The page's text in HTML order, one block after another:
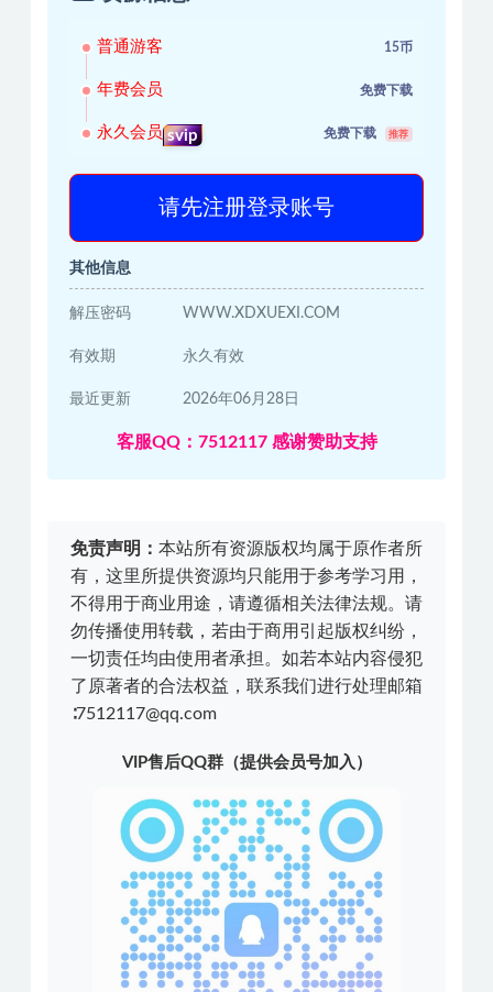
普通游客 15币
年费会员 免费下载
永久会员 svip 免费下载 推荐
请先注册登录账号
其他信息
解压密码 WWW.XDXUEXI.COM
有效期 永久有效
最近更新 2026年06月28日
客服QQ：7512117 感谢赞助支持
免责声明： 本站所有资源版权均属于原作者所
有，这里所提供资源均只能用于参考学习用，
不得用于商业用途，请遵循相关法律法规。请
勿传播使用转载，若由于商用引起版权纠纷，
一切责任均由使用者承担。如若本站内容侵犯
了原著者的合法权益，联系我们进行处理邮箱
∶7512117@qq.com
VIP售后QQ群（提供会员号加入）